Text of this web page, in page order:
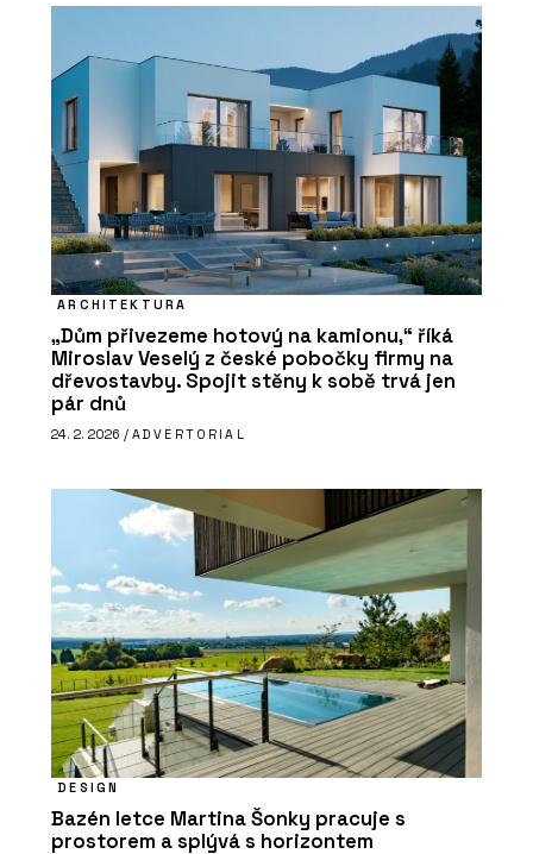
ARCHITEKTURA
„Dům přivezeme hotový na kamionu,“ říká
Miroslav Veselý z české pobočky firmy na
dřevostavby. Spojit stěny k sobě trvá jen
pár dnů
24. 2. 2026 / ADVERTORIAL
DESIGN
Bazén letce Martina Šonky pracuje s
prostorem a splývá s horizontem